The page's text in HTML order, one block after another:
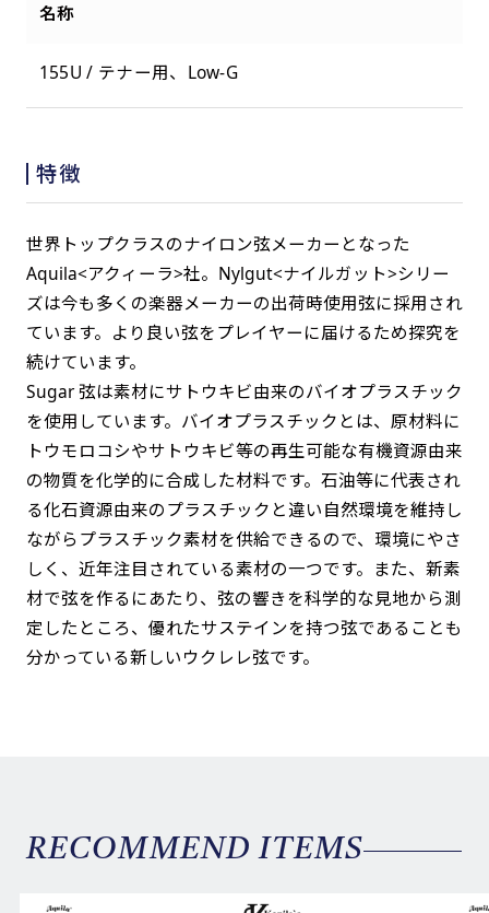
名称
155U / テナー用、Low-G
特徴
世界トップクラスのナイロン弦メーカーとなった
Aquila<アクィーラ>社。Nylgut<ナイルガット>シリー
ズは今も多くの楽器メーカーの出荷時使用弦に採用され
ています。より良い弦をプレイヤーに届けるため探究を
続けています。
Sugar 弦は素材にサトウキビ由来のバイオプラスチック
を使用しています。バイオプラスチックとは、原材料に
トウモロコシやサトウキビ等の再生可能な有機資源由来
の物質を化学的に合成した材料です。石油等に代表され
る化石資源由来のプラスチックと違い自然環境を維持し
ながらプラスチック素材を供給できるので、環境にやさ
しく、近年注目されている素材の一つです。また、新素
材で弦を作るにあたり、弦の響きを科学的な見地から測
定したところ、優れたサステインを持つ弦であることも
分かっている新しいウクレレ弦です。
RECOMMEND ITEMS